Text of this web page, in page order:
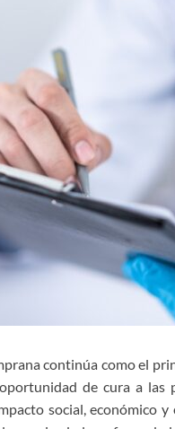
continúa como el
de cura a las
social, económico y